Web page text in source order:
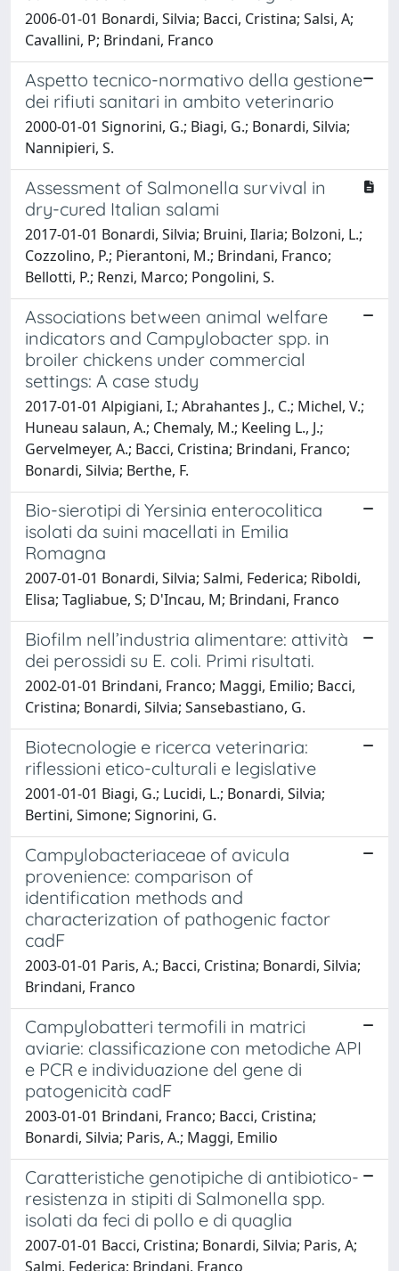
2006-01-01 Bonardi, Silvia; Bacci, Cristina; Salsi, A;
Cavallini, P; Brindani, Franco
Aspetto tecnico-normativo della gestione
dei rifiuti sanitari in ambito veterinario
2000-01-01 Signorini, G.; Biagi, G.; Bonardi, Silvia;
Nannipieri, S.
Assessment of Salmonella survival in
dry-cured Italian salami
2017-01-01 Bonardi, Silvia; Bruini, Ilaria; Bolzoni, L.;
Cozzolino, P.; Pierantoni, M.; Brindani, Franco;
Bellotti, P.; Renzi, Marco; Pongolini, S.
Associations between animal welfare
indicators and Campylobacter spp. in
broiler chickens under commercial
settings: A case study
2017-01-01 Alpigiani, I.; Abrahantes J., C.; Michel, V.;
Huneau salaun, A.; Chemaly, M.; Keeling L., J.;
Gervelmeyer, A.; Bacci, Cristina; Brindani, Franco;
Bonardi, Silvia; Berthe, F.
Bio-sierotipi di Yersinia enterocolitica
isolati da suini macellati in Emilia
Romagna
2007-01-01 Bonardi, Silvia; Salmi, Federica; Riboldi,
Elisa; Tagliabue, S; D'Incau, M; Brindani, Franco
Biofilm nell’industria alimentare: attività
dei perossidi su E. coli. Primi risultati.
2002-01-01 Brindani, Franco; Maggi, Emilio; Bacci,
Cristina; Bonardi, Silvia; Sansebastiano, G.
Biotecnologie e ricerca veterinaria:
riflessioni etico-culturali e legislative
2001-01-01 Biagi, G.; Lucidi, L.; Bonardi, Silvia;
Bertini, Simone; Signorini, G.
Campylobacteriaceae of avicula
provenience: comparison of
identification methods and
characterization of pathogenic factor
cadF
2003-01-01 Paris, A.; Bacci, Cristina; Bonardi, Silvia;
Brindani, Franco
Campylobatteri termofili in matrici
aviarie: classificazione con metodiche API
e PCR e individuazione del gene di
patogenicità cadF
2003-01-01 Brindani, Franco; Bacci, Cristina;
Bonardi, Silvia; Paris, A.; Maggi, Emilio
Caratteristiche genotipiche di antibiotico-
resistenza in stipiti di Salmonella spp.
isolati da feci di pollo e di quaglia
2007-01-01 Bacci, Cristina; Bonardi, Silvia; Paris, A;
Salmi, Federica; Brindani, Franco